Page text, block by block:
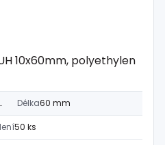
10x60mm, polyethylen
Délka60 mm
50 ks